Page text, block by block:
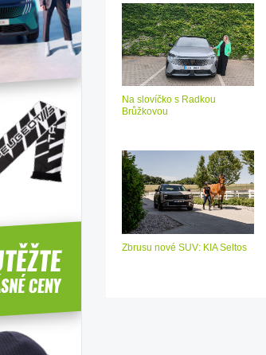
Na slovíčko s Radkou
Brůžkovou
Zbrusu nové SUV: KIA Seltos